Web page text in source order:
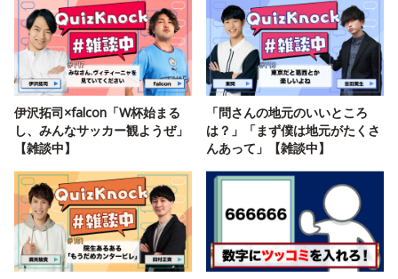
伊沢拓司×falcon「W杯始まる
し、みんなサッカー観ようぜ」
【雑談中】
「問さんの地元のいいところ
は？」「まず僕は地元がたくさ
んあって」【雑談中】